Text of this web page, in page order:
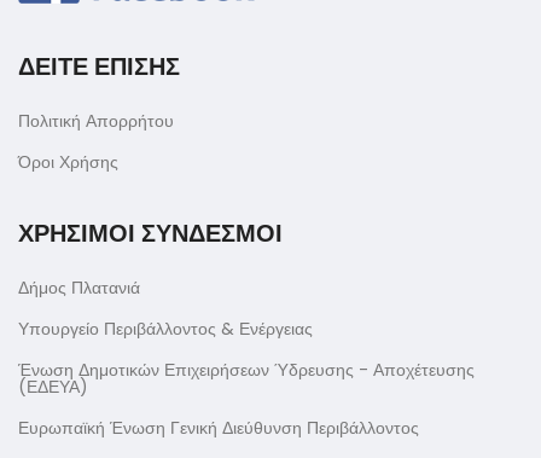
ΔΕΙΤΕ ΕΠΙΣΗΣ
Πολιτική Απορρήτου
Όροι Χρήσης
ΧΡΗΣΙΜΟΙ ΣΥΝΔΕΣΜΟΙ
Δήμος Πλατανιά
Υπουργείο Περιβάλλοντος & Ενέργειας
Ένωση Δημοτικών Επιχειρήσεων Ύδρευσης - Αποχέτευσης
(ΕΔΕΥΑ)
Ευρωπαϊκή Ένωση Γενική Διεύθυνση Περιβάλλοντος